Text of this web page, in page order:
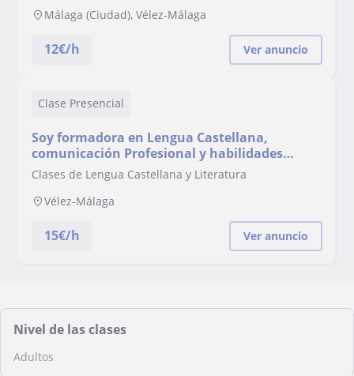
Málaga (Ciudad), Vélez-Málaga
12€/h Ver anuncio
Clase Presencial
Soy formadora en Lengua Castellana,
comunicación Profesional y habilidades
lingüísticas aplicadas al entorno laboral.
Clases de Lengua Castellana y Literatura
Vélez-Málaga
15€/h Ver anuncio
Nivel de las clases
Adultos